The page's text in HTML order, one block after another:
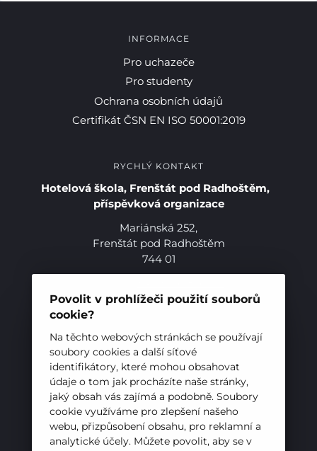
Povolit v prohlížeči použití souborů
cookie?
Na těchto webových stránkách se používají
soubory cookies a další síťové
identifikátory, které mohou obsahovat
údaje o tom jak procházíte naše stránky,
jaký obsah vás zajímá a podobně. Soubory
cookie využíváme pro zlepšení našeho
webu, přizpůsobení obsahu, pro reklamní a
analytické účely. Můžete povolit, aby se v
Pro studenty
Pro uchazeče
INFORMACE
Pro uchazeče
Pro studenty
Ochrana osobních údajů
Certifikát ČSN EN ISO 50001:2019
RYCHLÝ KONTAKT
Hotelová škola, Frenštát pod Radhoštěm,
příspěvková organizace
Mariánská 252,
Frenštát pod Radhoštěm
744 01
E-mail:sekretariat@hotelovkafren.cz
Datová schránka: bc5jrez
IČ: 00576441
ZŘIZOVATEL
Hotelová škola, Frenštát pod Radhoštěm je
příspěvkovou organizací zřizovanou
Moravskoslezským krajem